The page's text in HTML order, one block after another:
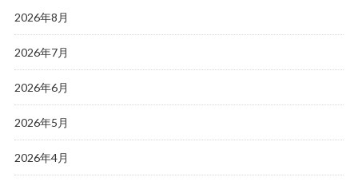
2026年8月
2026年7月
2026年6月
2026年5月
2026年4月